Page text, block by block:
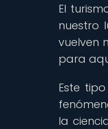
El
nuestro
vuelven
para
Este
la